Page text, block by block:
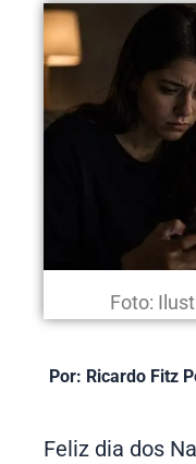
Foto:
Por: Ricardo Fitz
Feliz dia dos